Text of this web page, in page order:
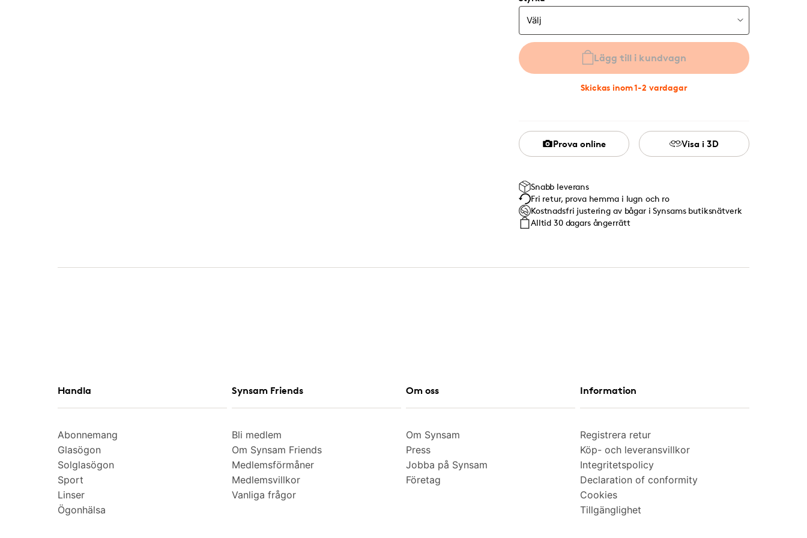
Lägg till i kundvagn
Skickas inom 1-2 vardagar
Prova online Visa i 3D
Snabb leverans
Fri retur, prova hemma i lugn och ro
Kostnadsfri justering av bågar i Synsams butiksnätverk
Alltid 30 dagars ångerrätt
Handla
Abonnemang
Glasögon
Solglasögon
Sport
Linser
Ögonhälsa
Synsam Friends
Bli medlem
Om Synsam Friends
Medlemsförmåner
Medlemsvillkor
Vanliga frågor
Om oss
Om Synsam
Press
Jobba på Synsam
Företag
Information
Registrera retur
Köp- och leveransvillkor
Integritetspolicy
Declaration of conformity
Cookies
Tillgänglighet